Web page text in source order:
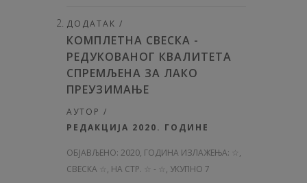
ДОДАТАК /
КОМПЛЕТНА СВЕСКА -
РЕДУКОВАНОГ КВАЛИТЕТА
СПРЕМЉЕНА ЗА ЛАКО
ПРЕУЗИМАЊЕ
АУТОР /
РЕДАКЦИЈА 2020. ГОДИНЕ
ОБЈАВЉЕНО: 2020, ГОДИНА ИЗЛАЖЕЊА: ☆ ,
СВЕСКА ☆, НА СТР. ☆ - ☆, УКУПНО 7